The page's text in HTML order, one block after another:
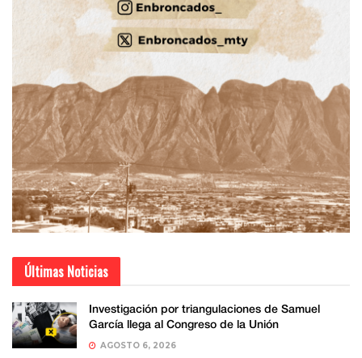
Últimas Noticias
Investigación por triangulaciones de Samuel
García llega al Congreso de la Unión
AGOSTO 6, 2026